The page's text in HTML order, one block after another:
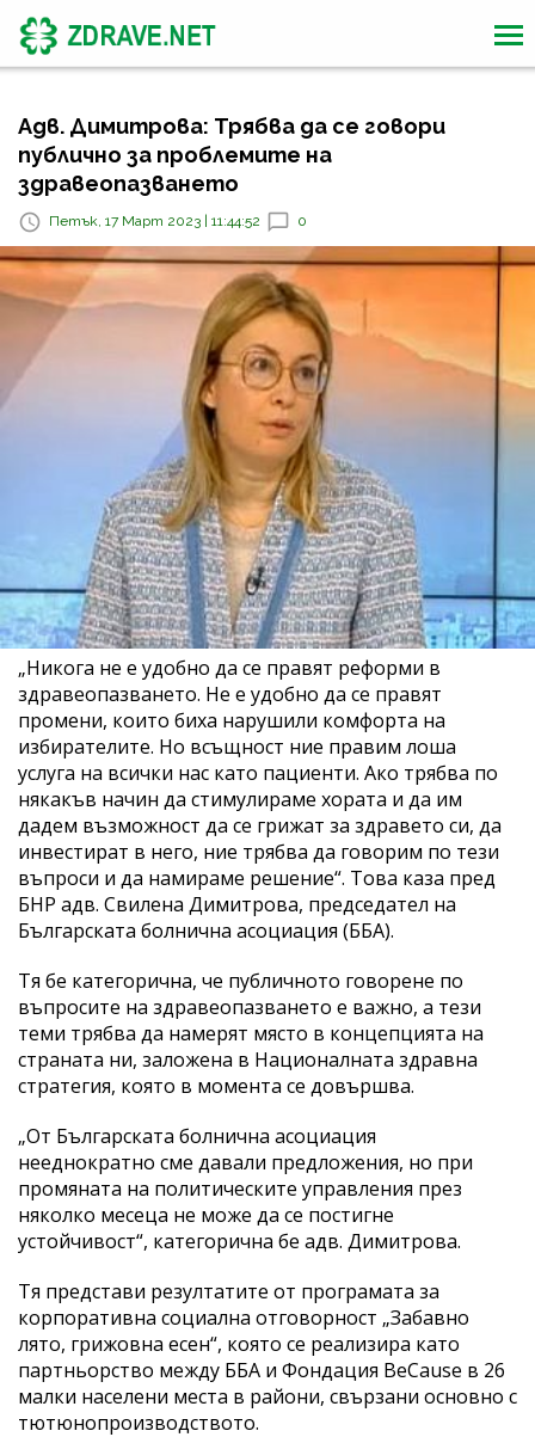
Адв. Димитрова: Трябва да се говори
публично за проблемите на
здравеопазването
Петък, 17 Март 2023 | 11:44:52 0
„Никога не е удобно да се правят реформи в
здравеопазването. Не е удобно да се правят
промени, които биха нарушили комфорта на
избирателите. Но всъщност ние правим лоша
услуга на всички нас като пациенти. Ако трябва по
някакъв начин да стимулираме хората и да им
дадем възможност да се грижат за здравето си, да
инвестират в него, ние трябва да говорим по тези
въпроси и да намираме решение“. Това каза пред
БНР адв. Свилена Димитрова, председател на
Българската болнична асоциация (ББА).
Тя бе категорична, че публичното говорене по
въпросите на здравеопазването е важно, а тези
теми трябва да намерят място в концепцията на
страната ни, заложена в Националната здравна
стратегия, която в момента се довършва.
„От Българската болнична асоциация
нееднократно сме давали предложения, но при
промяната на политическите управления през
няколко месеца не може да се постигне
устойчивост“, категорична бе адв. Димитрова.
Тя представи резултатите от програмата за
корпоративна социална отговорност „Забавно
лято, грижовна есен“, която се реализира като
партньорство между ББА и Фондация BeCause в 26
малки населени места в райони, свързани основно с
тютюнопроизводството.